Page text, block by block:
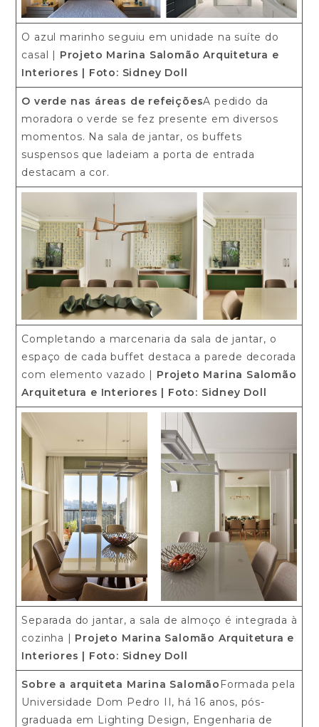
O azul marinho seguiu em unidade na suíte do
casal | Projeto Marina Salomão Arquitetura e
Interiores | Foto: Sidney Doll
O verde nas áreas de refeiçõesA pedido da
moradora o verde se fez presente em diversos
momentos. Na sala de jantar, os buffets
suspensos que ladeiam a porta de entrada
destacam a cor.
Completando a marcenaria da sala de jantar, o
espaço de cada buffet destaca a parede decorada
com elemento vazado | Projeto Marina Salomão
Arquitetura e Interiores | Foto: Sidney Doll
Separada do jantar, a sala de almoço é integrada à
cozinha | Projeto Marina Salomão Arquitetura e
Interiores | Foto: Sidney Doll
Sobre a arquiteta Marina Salomão Formada pela
Universidade Dom Pedro II, há 16 anos, pós-
graduada em Lighting Design, Engenharia de